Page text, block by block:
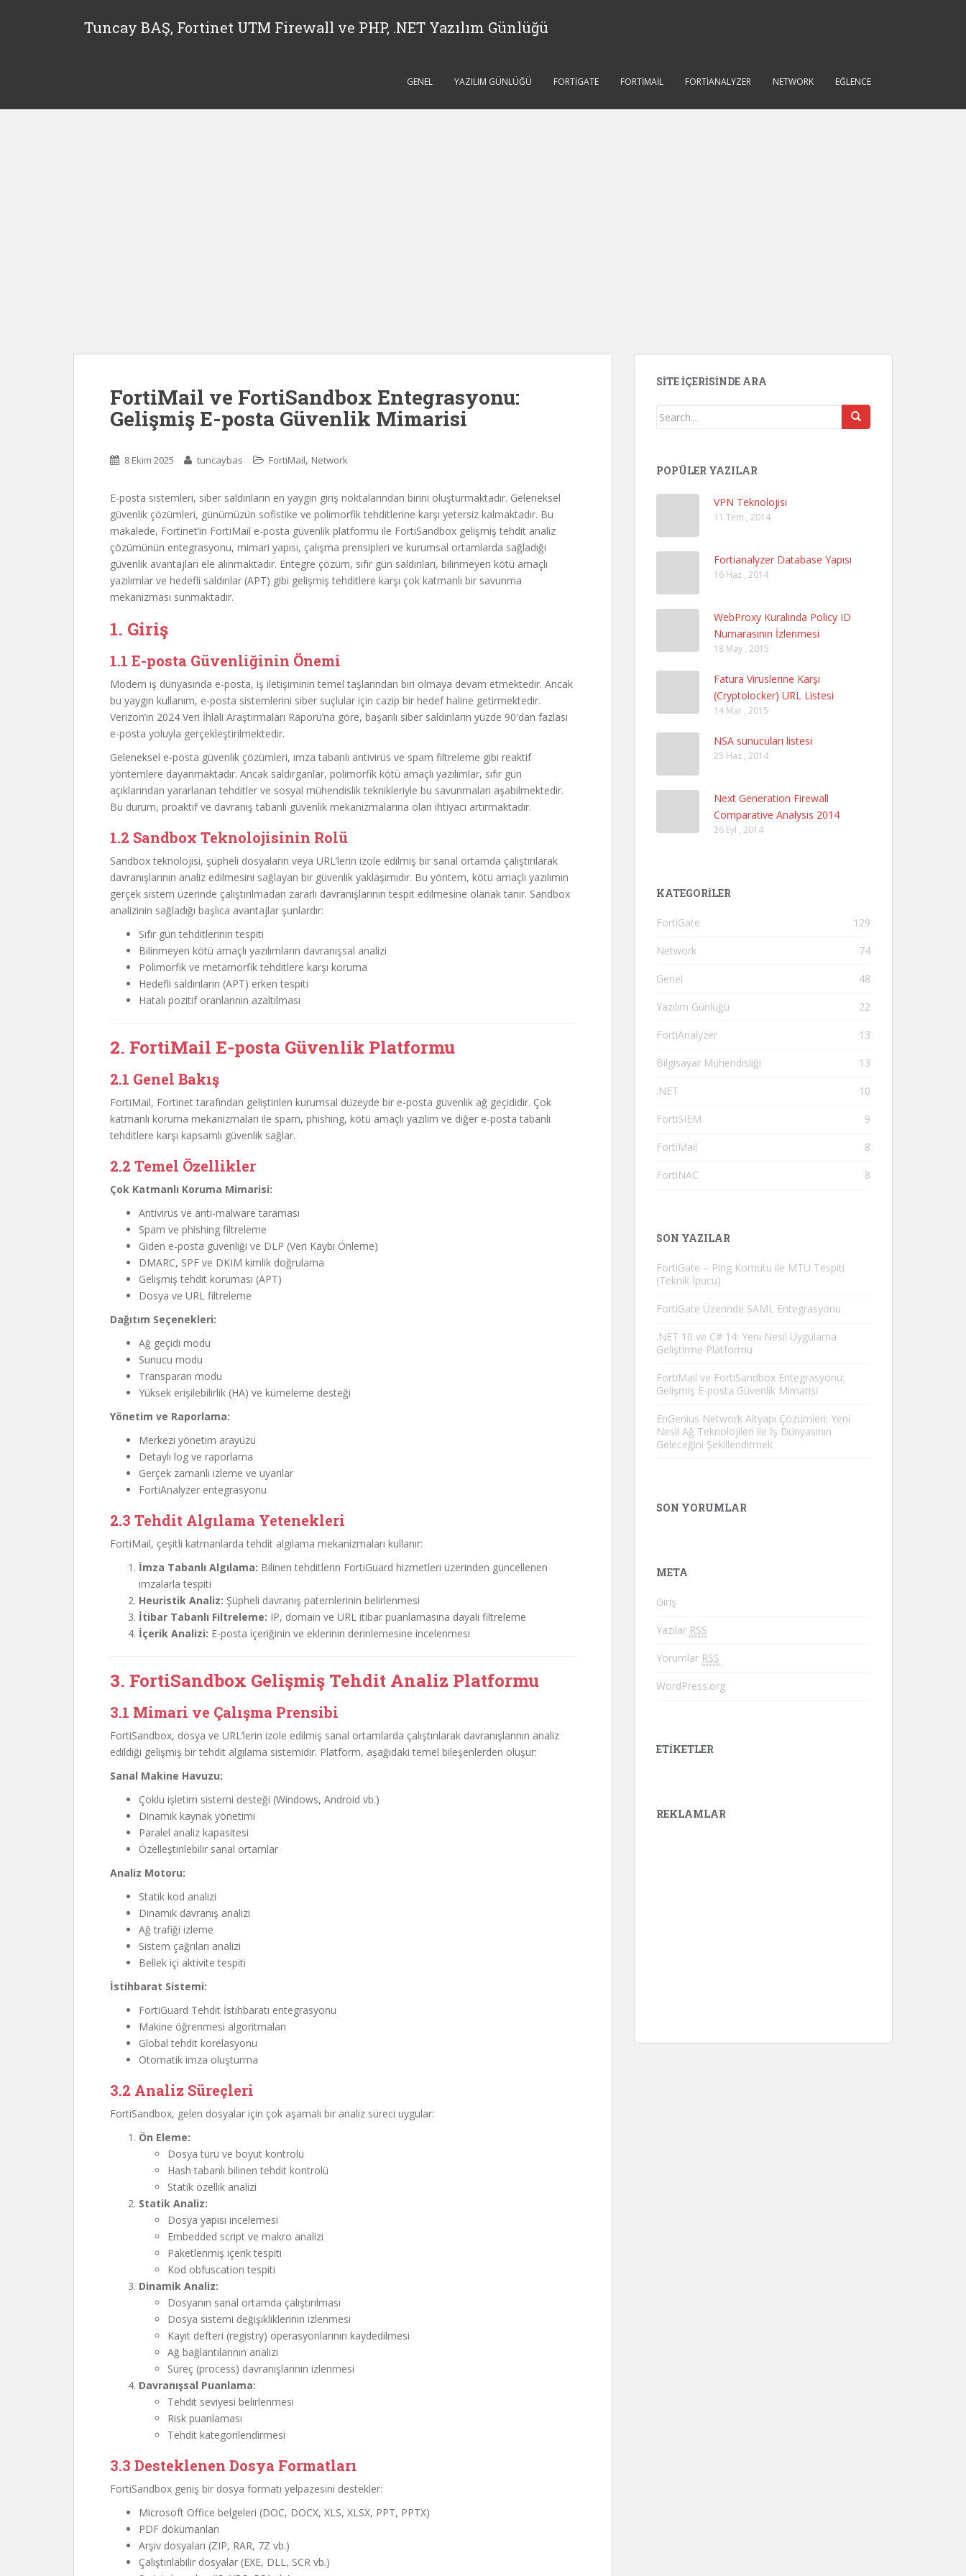
Tuncay BAŞ, Fortinet UTM Firewall ve PHP, .NET Yazılım Günlüğü
GENEL YAZILIM GÜNLÜĞÜ FORTIGATE FORTIMAIL FORTIANALYZER NETWORK EĞLENCE
FortiMail ve FortiSandbox Entegrasyonu:
Gelişmiş E-posta Güvenlik Mimarisi
8 Ekim 2025 tuncaybas FortiMail, Network
E-posta sistemleri, siber saldırıların en yaygın giriş noktalarından birini oluşturmaktadır. Geleneksel
güvenlik çözümleri, günümüzün sofistike ve polimorfik tehditlerine karşı yetersiz kalmaktadır. Bu
makalede, Fortinet’in FortiMail e-posta güvenlik platformu ile FortiSandbox gelişmiş tehdit analiz
çözümünün entegrasyonu, mimari yapısı, çalışma prensipleri ve kurumsal ortamlarda sağladığı
güvenlik avantajları ele alınmaktadır. Entegre çözüm, sıfır gün saldırıları, bilinmeyen kötü amaçlı
yazılımlar ve hedefli saldırılar (APT) gibi gelişmiş tehditlere karşı çok katmanlı bir savunma
mekanizması sunmaktadır.
1. Giriş
1.1 E-posta Güvenliğinin Önemi
Modern iş dünyasında e-posta, iş iletişiminin temel taşlarından biri olmaya devam etmektedir. Ancak
bu yaygın kullanım, e-posta sistemlerini siber suçlular için cazip bir hedef haline getirmektedir.
Verizon’ın 2024 Veri İhlali Araştırmaları Raporu’na göre, başarılı siber saldırıların yüzde 90′dan fazlası
e-posta yoluyla gerçekleştirilmektedir.
Geleneksel e-posta güvenlik çözümleri, imza tabanlı antivirüs ve spam filtreleme gibi reaktif
yöntemlere dayanmaktadır. Ancak saldırganlar, polimorfik kötü amaçlı yazılımlar, sıfır gün
açıklarından yararlanan tehditler ve sosyal mühendislik teknikleriyle bu savunmaları aşabilmektedir.
Bu durum, proaktif ve davranış tabanlı güvenlik mekanizmalarına olan ihtiyacı artırmaktadır.
1.2 Sandbox Teknolojisinin Rolü
Sandbox teknolojisi, şüpheli dosyaların veya URL’lerin izole edilmiş bir sanal ortamda çalıştırılarak
davranışlarının analiz edilmesini sağlayan bir güvenlik yaklaşımıdır. Bu yöntem, kötü amaçlı yazılımın
gerçek sistem üzerinde çalıştırılmadan zararlı davranışlarının tespit edilmesine olanak tanır. Sandbox
analizinin sağladığı başlıca avantajlar şunlardır:
Sıfır gün tehditlerinin tespiti
Bilinmeyen kötü amaçlı yazılımların davranışsal analizi
Polimorfik ve metamorfik tehditlere karşı koruma
Hedefli saldırıların (APT) erken tespiti
Hatalı pozitif oranlarının azaltılması
2. FortiMail E-posta Güvenlik Platformu
2.1 Genel Bakış
FortiMail, Fortinet tarafından geliştirilen kurumsal düzeyde bir e-posta güvenlik ağ geçididir. Çok
katmanlı koruma mekanizmaları ile spam, phishing, kötü amaçlı yazılım ve diğer e-posta tabanlı
tehditlere karşı kapsamlı güvenlik sağlar.
2.2 Temel Özellikler
Çok Katmanlı Koruma Mimarisi:
Antivirüs ve anti-malware taraması
Spam ve phishing filtreleme
Giden e-posta güvenliği ve DLP (Veri Kaybı Önleme)
DMARC, SPF ve DKIM kimlik doğrulama
Gelişmiş tehdit koruması (APT)
Dosya ve URL filtreleme
Dağıtım Seçenekleri:
Ağ geçidi modu
Sunucu modu
Transparan modu
Yüksek erişilebilirlik (HA) ve kümeleme desteği
Yönetim ve Raporlama:
Merkezi yönetim arayüzü
Detaylı log ve raporlama
Gerçek zamanlı izleme ve uyarılar
FortiAnalyzer entegrasyonu
2.3 Tehdit Algılama Yetenekleri
FortiMail, çeşitli katmanlarda tehdit algılama mekanizmaları kullanır:
İmza Tabanlı Algılama: Bilinen tehditlerin FortiGuard hizmetleri üzerinden güncellenen
imzalarla tespiti
Heuristik Analiz: Şüpheli davranış paternlerinin belirlenmesi
İtibar Tabanlı Filtreleme: IP, domain ve URL itibar puanlamasına dayalı filtreleme
İçerik Analizi: E-posta içeriğinin ve eklerinin derinlemesine incelenmesi
3. FortiSandbox Gelişmiş Tehdit Analiz Platformu
3.1 Mimari ve Çalışma Prensibi
FortiSandbox, dosya ve URL’lerin izole edilmiş sanal ortamlarda çalıştırılarak davranışlarının analiz
edildiği gelişmiş bir tehdit algılama sistemidir. Platform, aşağıdaki temel bileşenlerden oluşur:
Sanal Makine Havuzu:
Çoklu işletim sistemi desteği (Windows, Android vb.)
Dinamik kaynak yönetimi
Paralel analiz kapasitesi
Özelleştirilebilir sanal ortamlar
Analiz Motoru:
Statik kod analizi
Dinamik davranış analizi
Ağ trafiği izleme
Sistem çağrıları analizi
Bellek içi aktivite tespiti
İstihbarat Sistemi:
FortiGuard Tehdit İstihbaratı entegrasyonu
Makine öğrenmesi algoritmaları
Global tehdit korelasyonu
Otomatik imza oluşturma
3.2 Analiz Süreçleri
FortiSandbox, gelen dosyalar için çok aşamalı bir analiz süreci uygular:
Ön Eleme:
Dosya türü ve boyut kontrolü
Hash tabanlı bilinen tehdit kontrolü
Statik özellik analizi
Statik Analiz:
Dosya yapısı incelemesi
Embedded script ve makro analizi
Paketlenmiş içerik tespiti
Kod obfuscation tespiti
Dinamik Analiz:
Dosyanın sanal ortamda çalıştırılması
Dosya sistemi değişikliklerinin izlenmesi
Kayıt defteri (registry) operasyonlarının kaydedilmesi
Ağ bağlantılarının analizi
Süreç (process) davranışlarının izlenmesi
Davranışsal Puanlama:
Tehdit seviyesi belirlenmesi
Risk puanlaması
Tehdit kategorilendirmesi
3.3 Desteklenen Dosya Formatları
FortiSandbox geniş bir dosya formatı yelpazesini destekler:
Microsoft Office belgeleri (DOC, DOCX, XLS, XLSX, PPT, PPTX)
PDF dökümanları
Arşiv dosyaları (ZIP, RAR, 7Z vb.)
Çalıştırılabilir dosyalar (EXE, DLL, SCR vb.)
SITE İÇERISINDE ARA
POPÜLER YAZILAR
VPN Teknolojisi
11 Tem , 2014
Fortianalyzer Database Yapısı
16 Haz , 2014
WebProxy Kuralında Policy ID
Numarasının İzlenmesi
18 May , 2015
Fatura Viruslerine Karşı
(Cryptolocker) URL Listesi
14 Mar , 2015
NSA sunucuları listesi
25 Haz , 2014
Next Generation Firewall
Comparative Analysis 2014
26 Eyl , 2014
KATEGORILER
FortiGate 129
Network 74
Genel 48
Yazılım Günlüğü 22
FortiAnalyzer 13
Bilgisayar Mühendisliği 13
.NET 10
FortiSIEM 9
FortiMail 8
FortiNAC 8
SON YAZILAR
FortiGate – Ping Komutu ile MTU Tespiti
(Teknik İpucu)
FortiGate Üzerinde SAML Entegrasyonu
.NET 10 ve C# 14: Yeni Nesil Uygulama
Geliştirme Platformu
FortiMail ve FortiSandbox Entegrasyonu:
Gelişmiş E-posta Güvenlik Mimarisi
EnGenius Network Altyapı Çözümleri: Yeni
Nesil Ağ Teknolojileri ile İş Dünyasının
Geleceğini Şekillendirmek
SON YORUMLAR
META
Giriş
Yazılar RSS
Yorumlar RSS
WordPress.org
ETIKETLER
REKLAMLAR